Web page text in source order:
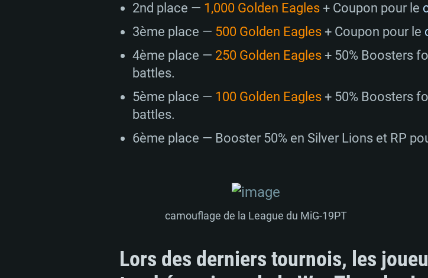
2nd place — 1,000 Golden Eagles + Coupon pour le
3ème place — 500 Golden Eagles + Coupon pour le
4ème place — 250 Golden Eagles + 50% Boosters
battles.
5ème place — 100 Golden Eagles + 50% Boosters
battles.
6ème place — Booster 50% en Silver Lions et RP
camouflage de la League du MiG-19PT
Lors des derniers tournois, les